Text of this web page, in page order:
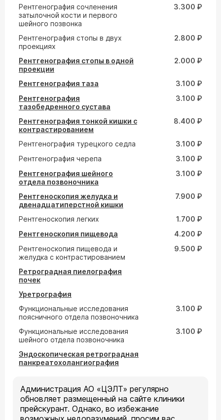
Рентгенография сочленения
затылочной кости и первого
шейного позвонка
3.300 ₽
Рентгенография стопы в двух
проекциях
2.800 ₽
Рентгенография стопы в одной
проекции
2.000 ₽
Рентгенография таза
3.100 ₽
Рентгенография
тазобедренного сустава
3.100 ₽
Рентгенография тонкой кишки с
контрастированием
8.400 ₽
Рентгенография турецкого седла
3.100 ₽
Рентгенография черепа
3.100 ₽
Рентгенография шейного
отдела позвоночника
3.100 ₽
Рентгеноскопия желудка и
двенадцатиперстной кишки
7.900 ₽
Рентгеноскопия легких
1.700 ₽
Рентгеноскопия пищевода
4.200 ₽
Рентгеноскопия пищевода и
желудка с контрастированием
9.500 ₽
Ретроградная пиелография
почек
Уретрография
Функциональные исследования
поясничного отдела позвоночника
3.100 ₽
Функциональные исследования
шейного отдела позвоночника
3.100 ₽
Эндоскопическая ретроградная
панкреатохолангиография
Администрация АО «ЦЭЛТ» регулярно
обновляет размещенный на сайте клиники
прейскурант. Однако, во избежание